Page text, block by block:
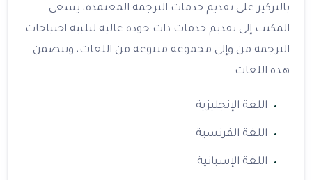
بالتركيز على تقديم خدمات الترجمة المعتمدة، يسعى
المكتب إلى تقديم خدمات ذات جودة عالية لتلبية احتياجات
الترجمة من وإلى مجموعة متنوعة من اللغات، وتتضمن
هذه اللغات:
اللغة الإنجليزية
اللغة الفرنسية
اللغة الإسبانية